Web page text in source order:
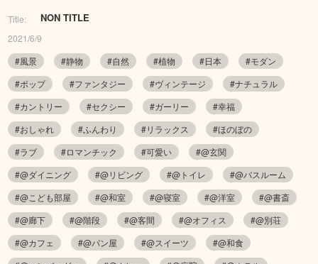
Title: NON TITLE
2021/6/9
#風景
#静物 #自然 #植物 #日本
#モダン
#ポップ
#ファンタジー #ヴィンテージ
#ナチュラル
#カントリー
#セクシー #ガーリー
#幸福
#おしゃれ
#ふんわり #リラックス
#ほのぼの
#ラブ
#ロマンチック #可愛い
#@玄関
#@ダイニング
#@リビング #@トイレ
#@バスルーム
#@こども部屋
#@和室 #@寝室 #@洋室
#@書斎
#@廊下
#@階段 #@客間 #@オフィス
#@別荘
#@カフェ
#@パン屋 #@スイーツ
#@和食